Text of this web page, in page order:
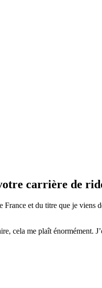
carrière de
France et du titre que je viens
cela me plaît énormément.